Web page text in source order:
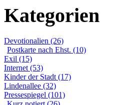
Kategorien
Devotionalien (26)
Postkarte nach Ehst. (10)
Exil (15)
Internet (53)
Kinder der Stadt (17)
Lindenallee (32)
Pressespiegel (101)